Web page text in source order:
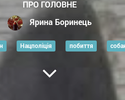
ПРО ГОЛОВНЕ
Ярина Боринець
Нацполіція побиття